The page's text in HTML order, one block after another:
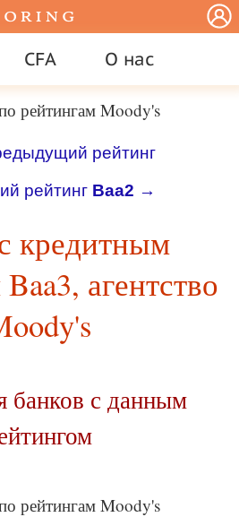
CFA О нас
рейтингам Moody's
рейтинг
рейтинг Baa2 →
кредитным
агентство
банков с данным
рейтингам Moody's